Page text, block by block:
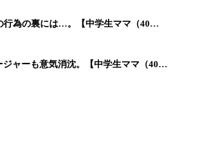
行為の裏には…。【中学生ママ（40…
ャーも意気消沈。【中学生ママ（40…